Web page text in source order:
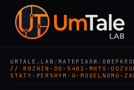
UMTALE.LAB / МАТЕРІАЛИ /
// ROZHIN-DO-5402-MHTS-
STATY-PERSHYM-U-MODELNOMU-